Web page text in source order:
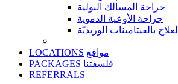
جراحة المسالك البولية
جراحة الأوعية الدموية
العلاج بالفيتامينات الوريديّة
LOCATIONS مواقع
PACKAGES فلسفتنا
REFERRALS